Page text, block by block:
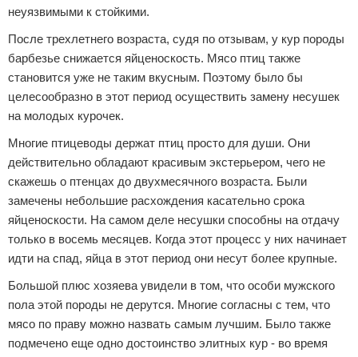
неуязвимыми к стойкими.
После трехлетнего возраста, судя по отзывам, у кур породы
барбезье снижается яйценоскость. Мясо птиц также
становится уже не таким вкусным. Поэтому было бы
целесообразно в этот период осуществить замену несушек
на молодых курочек.
Многие птицеводы держат птиц просто для души. Они
действительно обладают красивым экстерьером, чего не
скажешь о птенцах до двухмесячного возраста. Были
замечены небольшие расхождения касательно срока
яйценоскости. На самом деле несушки способны на отдачу
только в восемь месяцев. Когда этот процесс у них начинает
идти на спад, яйца в этот период они несут более крупные.
Большой плюс хозяева увидели в том, что особи мужского
пола этой породы не дерутся. Многие согласны с тем, что
мясо по праву можно назвать самым лучшим. Было также
подмечено еще одно достоинство элитных кур - во время